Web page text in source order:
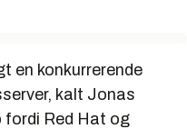
en konkurrerende
kalt Jonas
fordi Red Hat og